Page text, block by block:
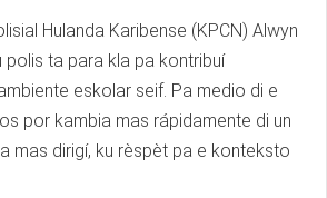
Hulanda Karibense (KPCN) Alwyn
polis ta para kla pa kontribuí
eskolar seif. Pa medio di e
por kambia mas rápidamente di un
mas dirigí, ku rèspèt pa e konteksto